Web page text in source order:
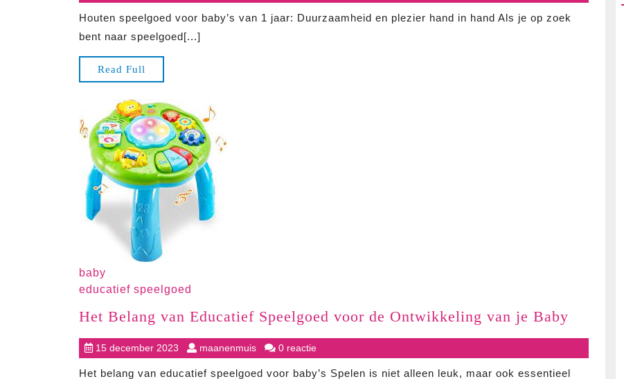
van
december
2023
Houten speelgoed voor baby’s van 1 jaar: Duurzaamheid en plezier hand in hand Als je op zoek
bent naar speelgoed[...]
Read Full
Full
baby
educatief speelgoed
Het Belang van Educatief Speelgoed voor de Ontwikkeling van je Baby
Belang
Educatief
15 december 2023 15
december
2023
maanenmuismaanenmuis
0 reactie
Het belang van educatief speelgoed voor baby’s Spelen is niet alleen leuk, maar ook essentieel